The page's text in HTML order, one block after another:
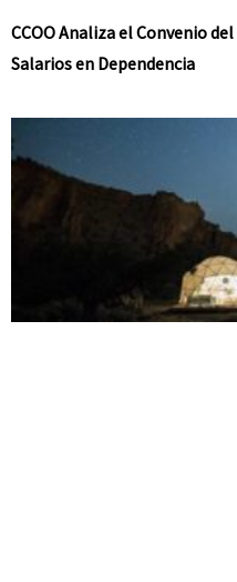
CCOO Analiza el Convenio
Salarios en Dependencia